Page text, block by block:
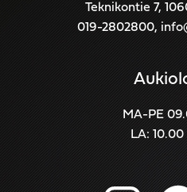
Teknikontie 7,
019-2802800,
MA-PE
LA: